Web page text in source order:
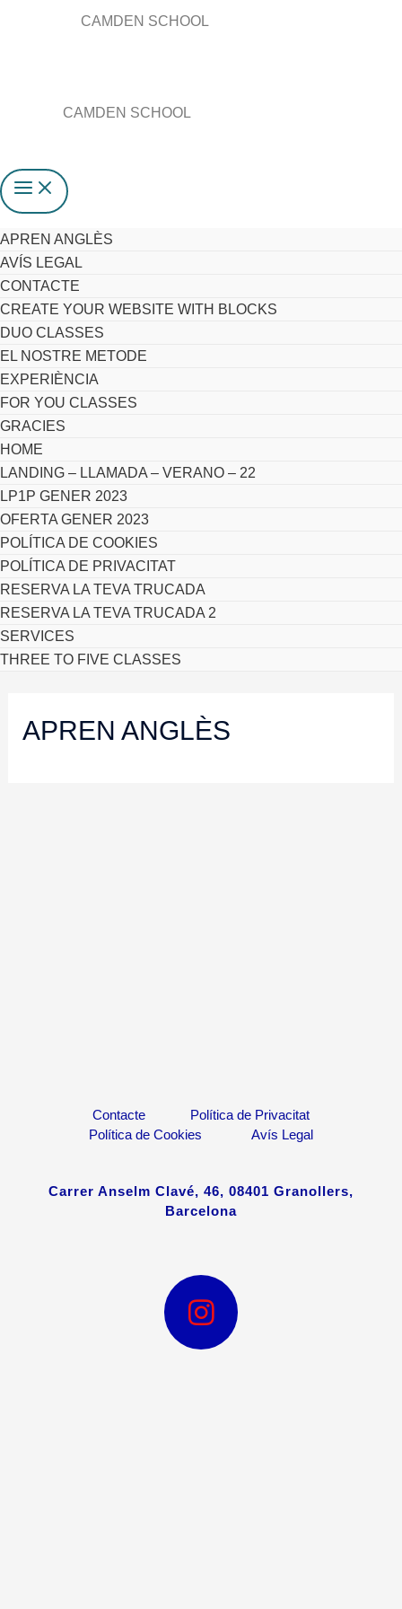
CAMDEN SCHOOL
CAMDEN SCHOOL
APREN ANGLÈS
AVÍS LEGAL
CONTACTE
CREATE YOUR WEBSITE WITH BLOCKS
DUO CLASSES
EL NOSTRE METODE
EXPERIÈNCIA
FOR YOU CLASSES
GRACIES
HOME
LANDING – LLAMADA – VERANO – 22
LP1P GENER 2023
OFERTA GENER 2023
POLÍTICA DE COOKIES
POLÍTICA DE PRIVACITAT
RESERVA LA TEVA TRUCADA
RESERVA LA TEVA TRUCADA 2
SERVICES
THREE TO FIVE CLASSES
APREN ANGLÈS
Contacte
Política de Privacitat
Política de Cookies
Avís Legal
Carrer Anselm Clavé, 46, 08401 Granollers,
Barcelona